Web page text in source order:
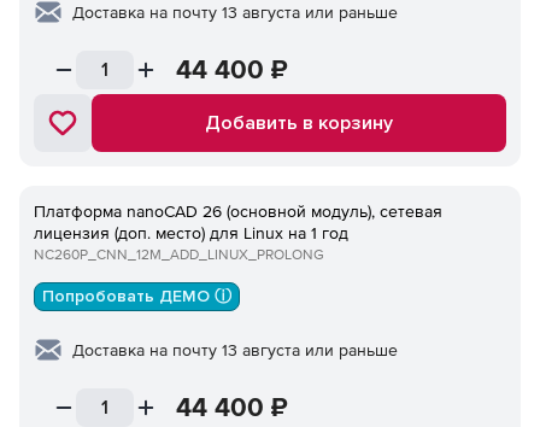
Доставка на почту 13 августа или раньше
44 400 ₽
Добавить в корзину
Платформа nanoCAD 26 (основной модуль), сетевая
лицензия (доп. место) для Linux на 1 год
NC260P_CNN_12M_ADD_LINUX_PROLONG
Попробовать ДЕМО ⓘ
Доставка на почту 13 августа или раньше
44 400 ₽